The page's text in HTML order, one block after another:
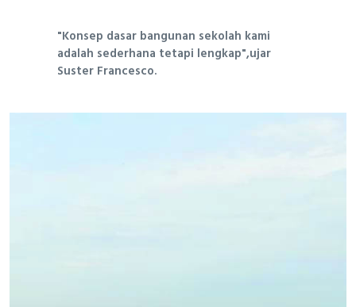
"Konsep dasar bangunan sekolah kami
adalah sederhana tetapi lengkap",ujar
Suster Francesco.